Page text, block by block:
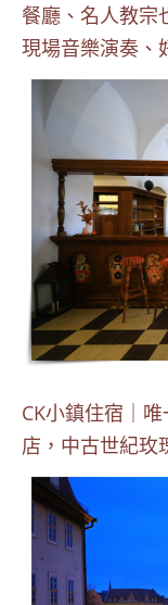
餐廳、名人教宗
現場音樂演奏、
CK小鎮住宿｜
店，中古世紀玫